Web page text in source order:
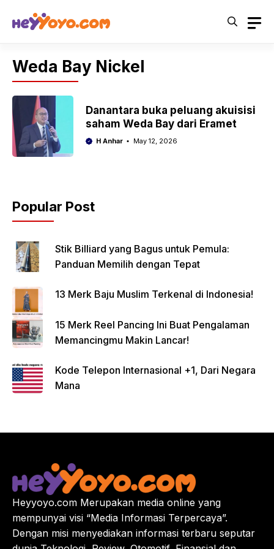
Weda Bay Nickel
Danantara buka peluang akuisisi
saham Weda Bay dari Eramet
H Anhar May 12, 2026
Popular Post
Stik Billiard yang Bagus untuk Pemula:
Panduan Memilih dengan Tepat
13 Merk Baju Muslim Terkenal di Indonesia!
15 Merk Reel Pancing Ini Buat Pengalaman
Memancingmu Makin Lancar!
Kode Telepon Internasional +1, Dari Negara
Mana
Heyyoyo.com Merupakan media online yang
mempunyai visi “Media Informasi Terpercaya”.
Dengan misi menyediakan informasi terbaru seputar